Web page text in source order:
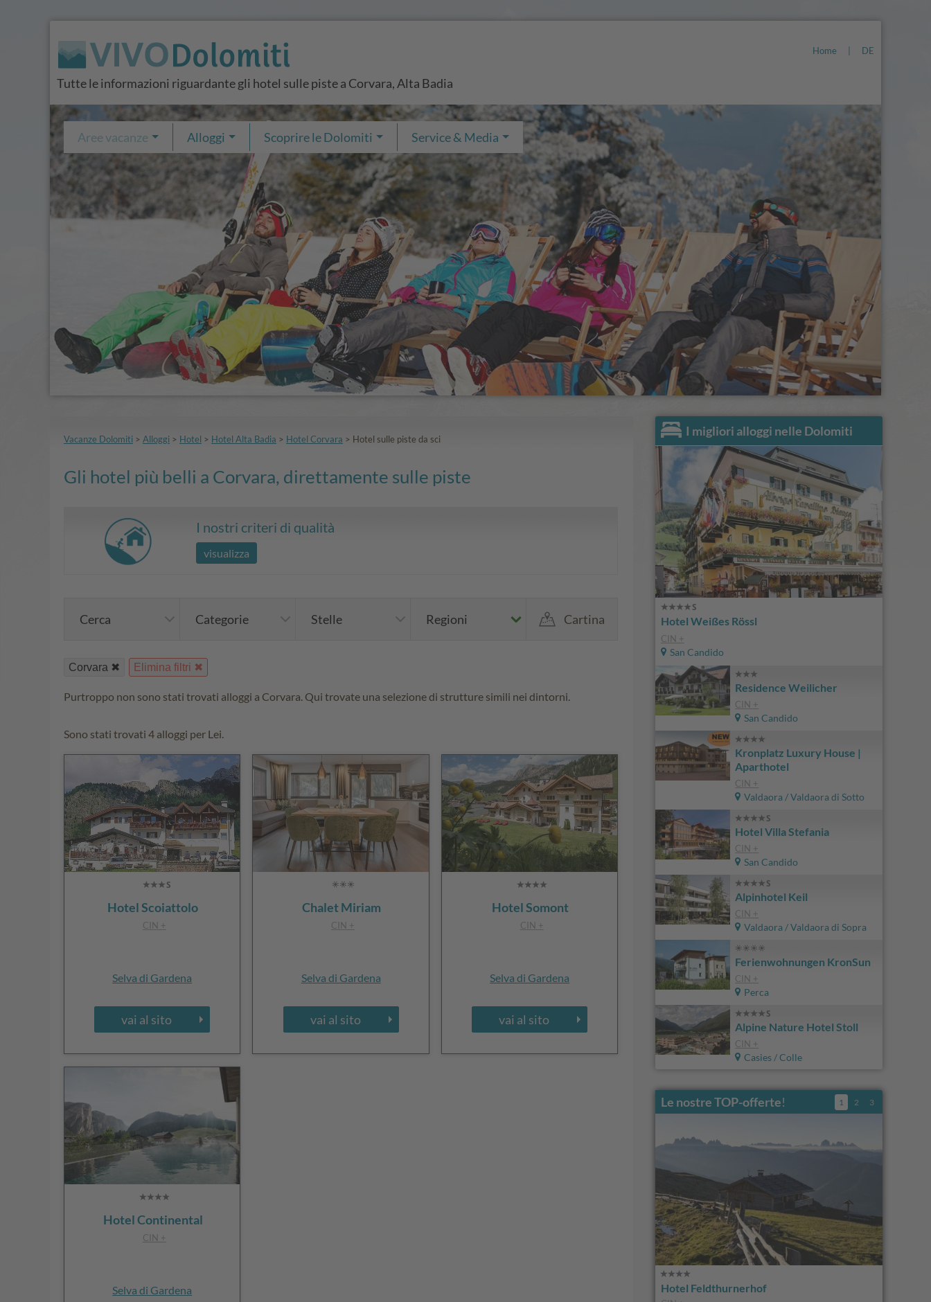
Home DE
Tutte le informazioni riguardante gli hotel sulle piste a Corvara, Alta Badia
Aree vacanze Alloggi Scoprire le Dolomiti Service & Media
Vacanze Dolomiti > Alloggi > Hotel > Hotel Alta Badia > Hotel Corvara > Hotel sulle piste da sci
Gli hotel più belli a Corvara, direttamente sulle piste
I nostri criteri di qualità
visualizza
Cerca Categorie Stelle Regioni Cartina
Corvara Elimina filtri
Purtroppo non sono stati trovati alloggi a Corvara. Qui trovate una selezione di strutture simili nei dintorni.
Sono stati trovati 4 alloggi per Lei.
Hotel Scoiattolo
CIN +
Selva di Gardena
vai al sito
Chalet Miriam
CIN +
Selva di Gardena
vai al sito
Hotel Somont
CIN +
Selva di Gardena
vai al sito
Hotel Continental
CIN +
Selva di Gardena
I migliori alloggi nelle Dolomiti
Hotel Weißes Rössl
CIN +
San Candido
Residence Weilicher
CIN +
San Candido
Kronplatz Luxury House |
Aparthotel
CIN +
Valdaora / Valdaora di Sotto
Hotel Villa Stefania
CIN +
San Candido
Alpinhotel Keil
CIN +
Valdaora / Valdaora di Sopra
Ferienwohnungen KronSun
CIN +
Perca
Alpine Nature Hotel Stoll
CIN +
Casies / Colle
Le nostre TOP-offerte!
Hotel Feldthurnerhof
1 2 3